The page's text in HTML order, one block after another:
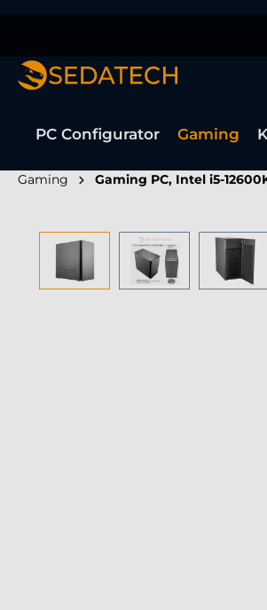
PC Configurator Gaming
Gaming Gaming PC, Intel i5-
Afbeeldingengalerij overslaan